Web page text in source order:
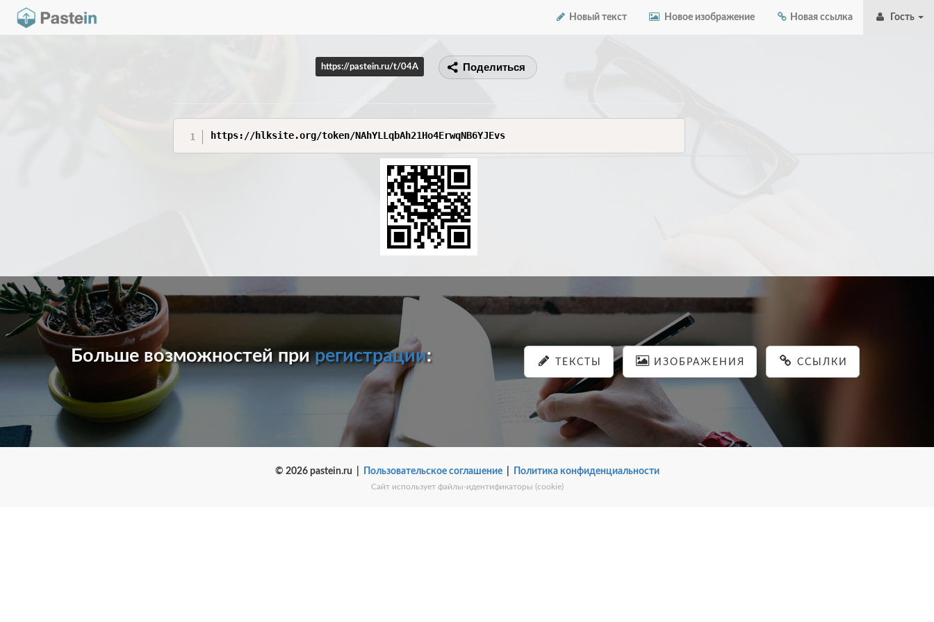
Новый текст Новое изображение Новая ссылка Гость
https://pastein.ru/t/04A Поделиться
https://hlksite.org/token/NAhYLLqbAh21Ho4ErwqNB6YJEvs
Больше возможностей прирегистрации: ТЕКСТЫ ИЗОБРАЖЕНИЯ ССЫЛКИ
© 2026 pastein.ru | Пользовательское соглашение| Политика конфиденциальности
Сайт использует файлы-идентификаторы (cookie)